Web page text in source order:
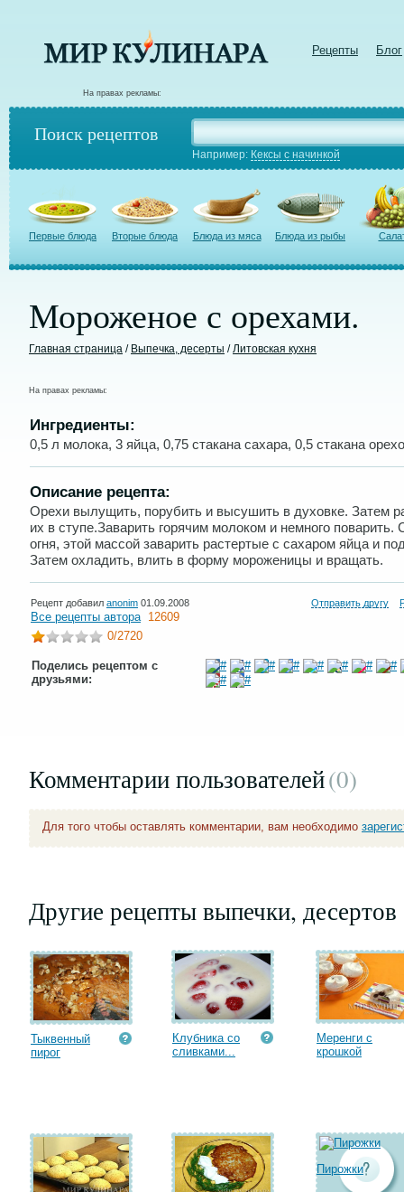
Рецепты Блог
На правах рекламы:
Поиск рецептов
Например: Кексы с начинкой
Первые блюда Вторые блюда Блюда из мяса Блюда из рыбы
Мороженое с орехами.
Главная страница / Выпечка, десерты /Литовская кухня
На правах рекламы:
Ингредиенты:
0,5 л молока, 3 яйца, 0,75 стакана сахара, 0,5 стакана
Описание рецепта:
Орехи вылущить, порубить и высушить в духовке. Затем
их в ступе.Заварить горячим молоком и немного поварить.
огня, этой массой заварить растертые с сахаром яйца и
Затем охладить, влить в форму мороженицы и вращать.
Рецепт добавил anonim 01.09.2008 Отправить другу
Все рецепты автора 12609
0/2720
Поделись рецептом с
друзьями:
Комментарии пользователей(0)
Для того чтобы оставлять комментарии, вам необходимо
Другие рецепты выпечки, десертов
Тыквенный
пирог
Клубника со
сливками...
Меренги с
крошкой
Пирожки